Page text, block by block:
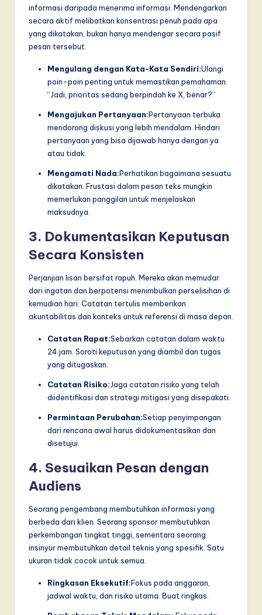
informasi daripada menerima informasi. Mendengarkan
secara aktif melibatkan konsentrasi penuh pada apa
yang dikatakan, bukan hanya mendengar secara pasif
pesan tersebut.
Mengulang dengan Kata-Kata Sendiri:Ulangi
poin-poin penting untuk memastikan pemahaman.
“Jadi, prioritas sedang berpindah ke X, benar?”
Mengajukan Pertanyaan:Pertanyaan terbuka
mendorong diskusi yang lebih mendalam. Hindari
pertanyaan yang bisa dijawab hanya dengan ya
atau tidak.
Mengamati Nada:Perhatikan bagaimana sesuatu
dikatakan. Frustasi dalam pesan teks mungkin
memerlukan panggilan untuk menjelaskan
maksudnya.
3. Dokumentasikan Keputusan
Secara Konsisten
Perjanjian lisan bersifat rapuh. Mereka akan memudar
dari ingatan dan berpotensi menimbulkan perselisihan di
kemudian hari. Catatan tertulis memberikan
akuntabilitas dan konteks untuk referensi di masa depan.
Catatan Rapat:Sebarkan catatan dalam waktu
24 jam. Soroti keputusan yang diambil dan tugas
yang ditugaskan.
Catatan Risiko:Jaga catatan risiko yang telah
diidentifikasi dan strategi mitigasi yang disepakati.
Permintaan Perubahan:Setiap penyimpangan
dari rencana awal harus didokumentasikan dan
disetujui.
4. Sesuaikan Pesan dengan
Audiens
Seorang pengembang membutuhkan informasi yang
berbeda dari klien. Seorang sponsor membutuhkan
perkembangan tingkat tinggi, sementara seorang
insinyur membutuhkan detail teknis yang spesifik. Satu
ukuran tidak cocok untuk semua.
Ringkasan Eksekutif:Fokus pada anggaran,
jadwal waktu, dan risiko utama. Buat ringkas.